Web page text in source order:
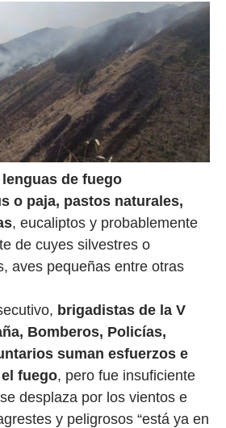
lenguas de fuego
o paja, pastos naturales,
, eucaliptos y probablemente
de cuyes silvestres o
aves pequeñas entre otras
brigadistas de la V
Bomberos, Policías,
suman esfuerzos e
fuego, pero fue insuficiente
desplaza por los vientos e
y peligrosos “está ya en